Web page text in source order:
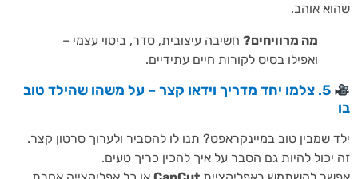
אוהב.
מה מרוויחים?חשיבה עיצובית, סדר, ביטוי עצמי –
ואפילו בסיס לקורות חיים עתידיים.
5. צלמו יחד מדריך וידאו קצר – על משהו שהילד טוב
שמבין טוב במיינקראפט? תנו לו להסביר ולערוך סרטון קצר.
להיות גם הסבר על איך להכין כריך טעים.